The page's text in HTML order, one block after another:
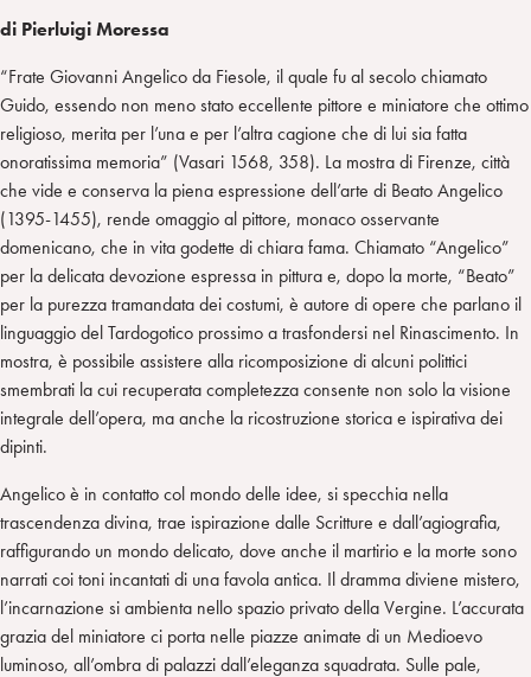
di Pierluigi Moressa
“Frate Giovanni Angelico da Fiesole, il quale fu al secolo chiamato
Guido, essendo non meno stato eccellente pittore e miniatore che ottimo
religioso, merita per l’una e per l’altra cagione che di lui sia fatta
onoratissima memoria” (Vasari 1568, 358). La mostra di Firenze, città
che vide e conserva la piena espressione dell’arte di Beato Angelico
(1395-1455), rende omaggio al pittore, monaco osservante
domenicano, che in vita godette di chiara fama. Chiamato “Angelico”
per la delicata devozione espressa in pittura e, dopo la morte, “Beato”
per la purezza tramandata dei costumi, è autore di opere che parlano il
linguaggio del Tardogotico prossimo a trasfondersi nel Rinascimento. In
mostra, è possibile assistere alla ricomposizione di alcuni polittici
smembrati la cui recuperata completezza consente non solo la visione
integrale dell’opera, ma anche la ricostruzione storica e ispirativa dei
dipinti.
Angelico è in contatto col mondo delle idee, si specchia nella
trascendenza divina, trae ispirazione dalle Scritture e dall’agiografia,
raffigurando un mondo delicato, dove anche il martirio e la morte sono
narrati coi toni incantati di una favola antica. Il dramma diviene mistero,
l’incarnazione si ambienta nello spazio privato della Vergine. L’accurata
grazia del miniatore ci porta nelle piazze animate di un Medioevo
luminoso, all’ombra di palazzi dall’eleganza squadrata. Sulle pale,